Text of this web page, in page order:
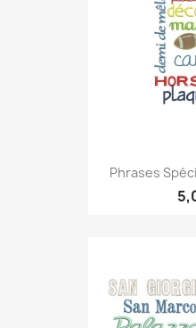
Phrases